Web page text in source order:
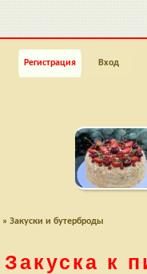
Регистрация Вход
» Закуски и бутерброды
Закуска к